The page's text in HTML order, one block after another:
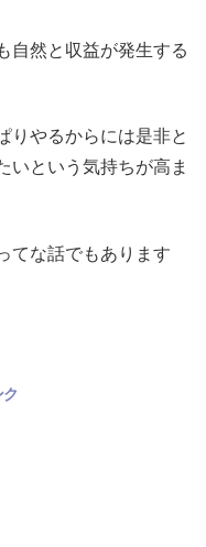
自然と収益が発生する
りやるからには是非と
いという気持ちが高ま
な話でもあります